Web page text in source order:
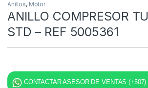
Anillos, Motor
ANILLO COMPRESOR
STD – REF 5005361
CONTACTAR ASESOR DE VENTAS (+507)